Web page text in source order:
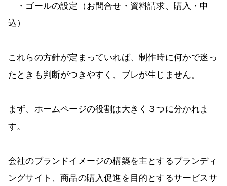
・ゴールの設定（お問合せ・資料請求、購入・申
込）
これらの方針が定まっていれば、制作時に何かで迷っ
たときも判断がつきやすく、ブレが生じません。
まず、ホームページの役割は大きく３つに分かれま
す。
会社のブランドイメージの構築を主とするブランディ
ングサイト、商品の購入促進を目的とするサービスサ